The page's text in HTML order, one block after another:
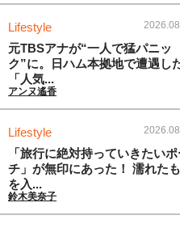
Lifestyle
元TBSアナが“一人で猛パニッ
ク”に。日ハム本拠地で遭遇し
「人気...
アンヌ遙香
Lifestyle
「旅行に絶対持っていきたい
チ」が無印にあった！ 濡れた
を入...
鈴木美奈子